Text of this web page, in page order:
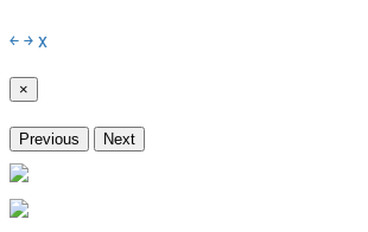
￩ ￫ x
×
Previous Next